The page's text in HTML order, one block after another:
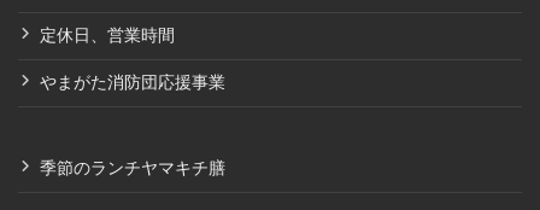
定休日、営業時間
やまがた消防団応援事業
季節のランチヤマキチ膳